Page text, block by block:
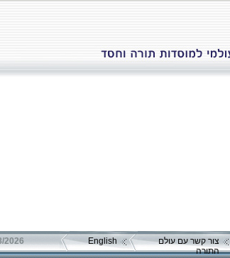
צור קשר עם עולם
התורה
English